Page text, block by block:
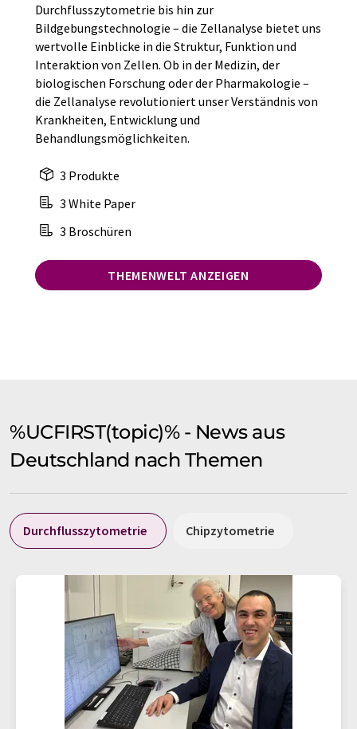
Durchflusszytometrie bis hin zur
Bildgebungstechnologie – die Zellanalyse bietet uns
wertvolle Einblicke in die Struktur, Funktion und
Interaktion von Zellen. Ob in der Medizin, der
biologischen Forschung oder der Pharmakologie –
die Zellanalyse revolutioniert unser Verständnis von
Krankheiten, Entwicklung und
Behandlungsmöglichkeiten.
3 Produkte
3 White Paper
3 Broschüren
THEMENWELT ANZEIGEN
%UCFIRST(topic)% - News aus
Deutschland nach Themen
Durchflusszytometrie Chipzytometrie